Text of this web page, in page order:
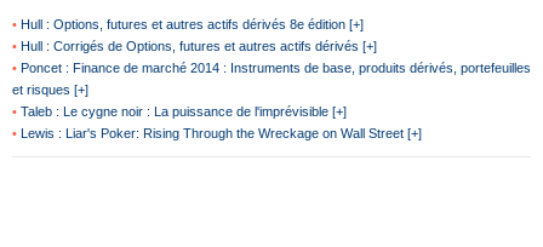
• Hull : Options, futures et autres actifs dérivés 8e édition [+]
• Hull : Corrigés de Options, futures et autres actifs dérivés [+]
• Poncet : Finance de marché 2014 : Instruments de base, produits dérivés, portefeuilles
et risques [+]
• Taleb : Le cygne noir : La puissance de l'imprévisible [+]
• Lewis : Liar's Poker: Rising Through the Wreckage on Wall Street [+]